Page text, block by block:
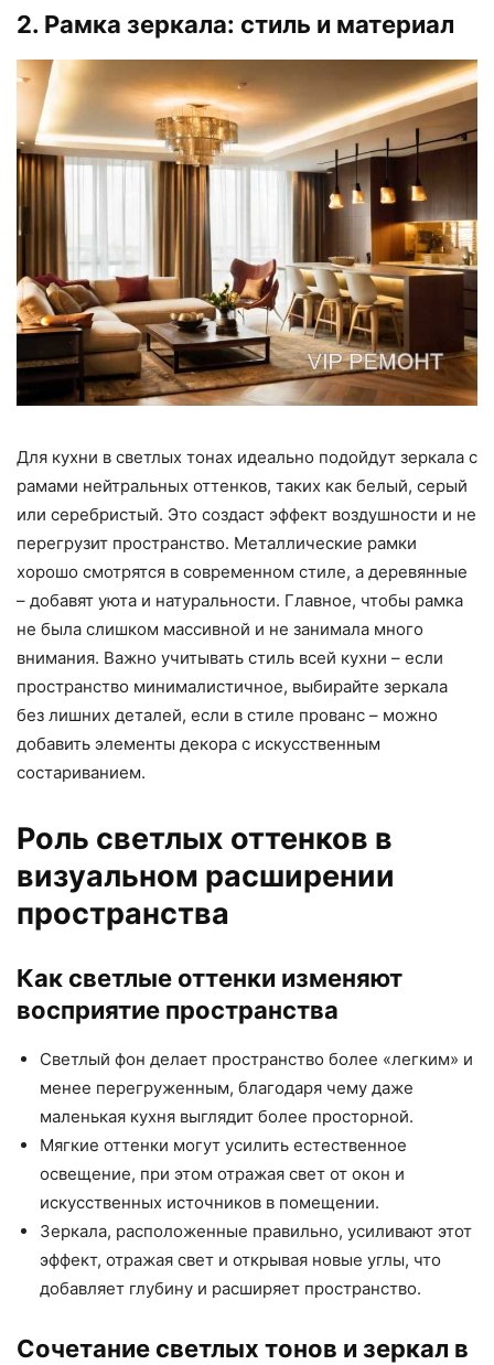
2. Рамка зеркала: стиль и материал
Для кухни в светлых тонах идеально подойдут зеркала с
рамами нейтральных оттенков, таких как белый, серый
или серебристый. Это создаст эффект воздушности и не
перегрузит пространство. Металлические рамки
хорошо смотрятся в современном стиле, а деревянные
– добавят уюта и натуральности. Главное, чтобы рамка
не была слишком массивной и не занимала много
внимания. Важно учитывать стиль всей кухни – если
пространство минималистичное, выбирайте зеркала
без лишних деталей, если в стиле прованс – можно
добавить элементы декора с искусственным
состариванием.
Роль светлых оттенков в
визуальном расширении
пространства
Как светлые оттенки изменяют
восприятие пространства
Светлый фон делает пространство более «легким» и
менее перегруженным, благодаря чему даже
маленькая кухня выглядит более просторной.
Мягкие оттенки могут усилить естественное
освещение, при этом отражая свет от окон и
искусственных источников в помещении.
Зеркала, расположенные правильно, усиливают этот
эффект, отражая свет и открывая новые углы, что
добавляет глубину и расширяет пространство.
Сочетание светлых тонов и зеркал в